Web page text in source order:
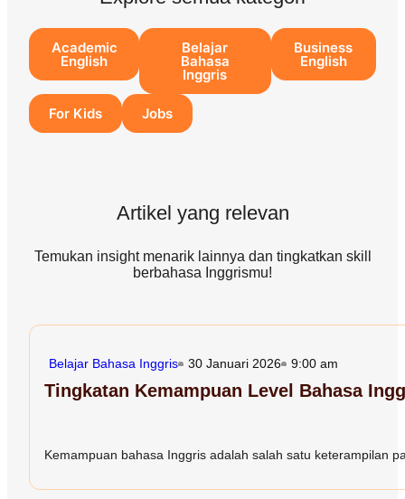
Academic
English
Belajar
Bahasa
Inggris
Business
English
For Kids Jobs
Artikel yang relevan
Temukan insight menarik lainnya dan tingkatkan skill
berbahasa Inggrismu!
Belajar Bahasa Inggris 30 Januari 2026 9:00 am
Tingkatan Kemampuan Level Bahasa
Kemampuan bahasa Inggris adalah salah satu keterampilan